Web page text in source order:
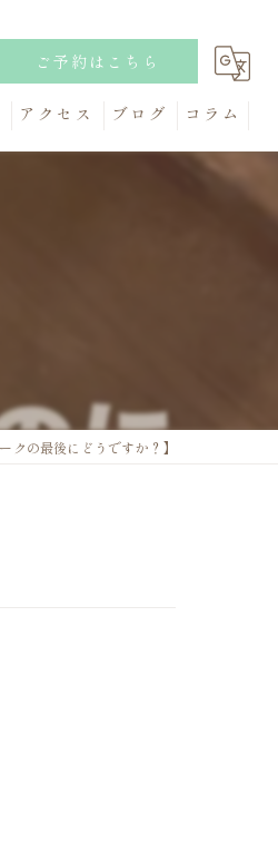
ご予約はこちら
アクセス ブログ コラム
クの最後にどうですか？】